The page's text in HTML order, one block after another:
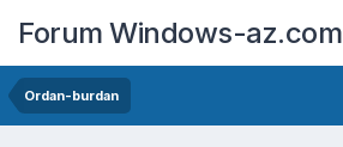
Forum Windows-az.com
Ordan-burdan